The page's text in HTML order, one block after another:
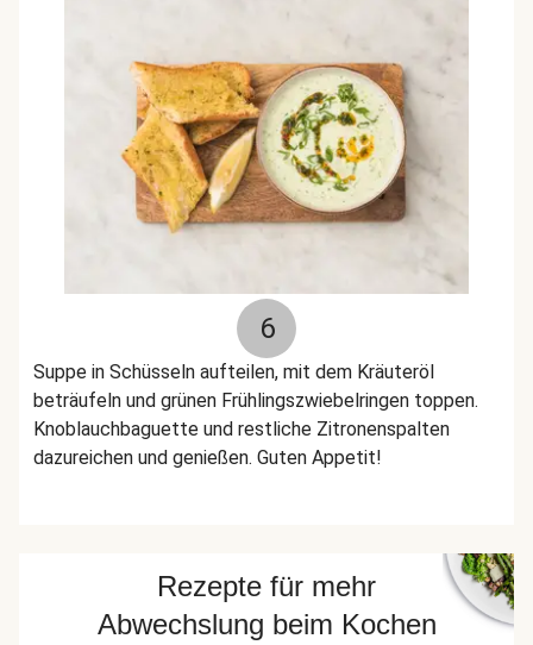
6
Suppe in Schüsseln aufteilen, mit dem Kräuteröl
beträufeln und grünen Frühlingszwiebelringen toppen.
Knoblauchbaguette und restliche Zitronenspalten
dazureichen und genießen. Guten Appetit!
Rezepte für mehr
Abwechslung beim Kochen